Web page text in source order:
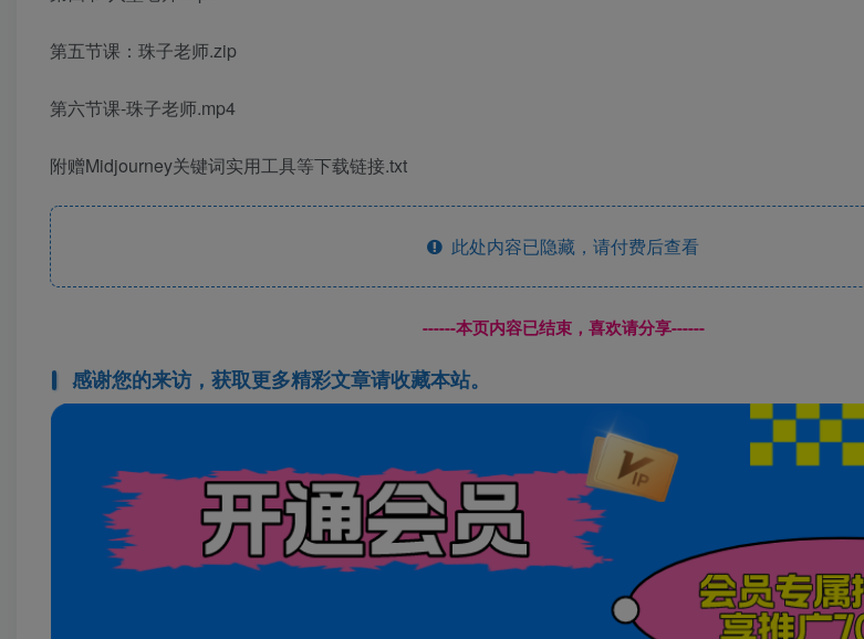
第五节课：珠子老师.zip
第六节课-珠子老师.mp4
附赠Midjourney关键词实用工具等下载链接.txt
此处内容已隐藏，请付费后查看
------本页内容已结束，喜欢请分享------
感谢您的来访，获取更多精彩文章请收藏本站。